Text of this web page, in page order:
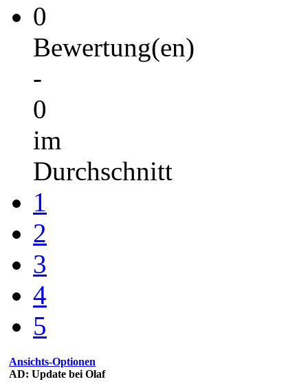
0
Bewertung(en)
-
0
im
Durchschnitt
1
2
3
4
5
Ansichts-Optionen
AD: Update bei Olaf